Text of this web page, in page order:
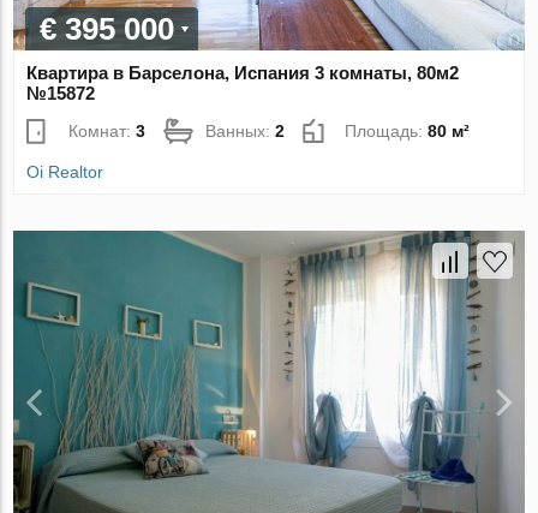
€ 395 000
Квартира в Барселона, Испания 3 комнаты, 80м2
№15872
Комнат:3 Ванных:2 Площадь:80 м²
Oi Realtor